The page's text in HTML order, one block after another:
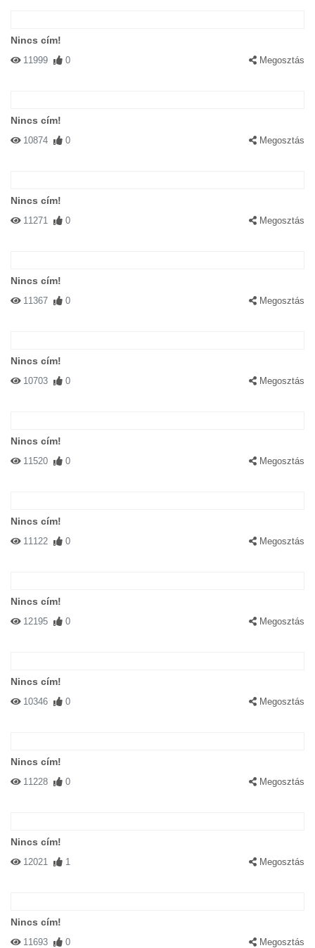
Nincs cím!
11999 0 Megosztás
Nincs cím!
10874 0 Megosztás
Nincs cím!
11271 0 Megosztás
Nincs cím!
11367 0 Megosztás
Nincs cím!
10703 0 Megosztás
Nincs cím!
11520 0 Megosztás
Nincs cím!
11122 0 Megosztás
Nincs cím!
12195 0 Megosztás
Nincs cím!
10346 0 Megosztás
Nincs cím!
11228 0 Megosztás
Nincs cím!
12021 1 Megosztás
Nincs cím!
11693 0 Megosztás